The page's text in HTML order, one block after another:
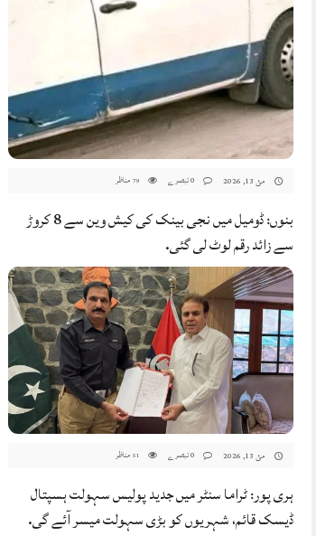
مئ 13, 2026 79 مناظر
بنوں: ڈومیل میں نجی بینک کی کیش وین سے 8 کروڑ
سے زائد رقم لوٹ لی گئی.
مئ 13, 2026 51 مناظر
ہری پور: ٹراما سنٹر میں جدید پولیس سہولت ہسپتال
ڈیسک قائم، شہریوں کو بڑی سہولت میسر آئے گی.